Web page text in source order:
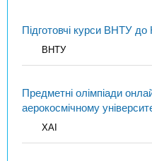
Підготовчі курси ВНТУ
ВНТУ
Предметні олімпіади
аерокосмічному
ХАІ